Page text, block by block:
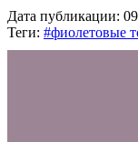
Дата публикации:
Теги: #фиолетовые